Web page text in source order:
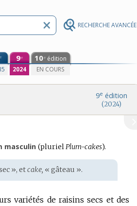
RECHERCHE AVANCÉE
e 9e
2024
10e édition
EN COURS
9e édition
(2024)
masculin (plurielPlum-cakes).
», etcake, « gâteau ».
variétés de raisins secs et des